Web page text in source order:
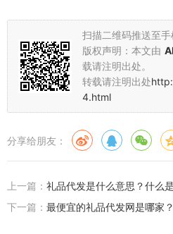
大家可以发现现在礼品代发网站
的差异性。其实推荐选择礼品代发网
公司合作，所以快递的费用更优惠，
代发服务。只要对方的专业性有保障
台绝对能够为您带来更好的服务。
扫描二维码推送至手
版权声明：本文由
载请注明出处。
转载请注明出处
4.html
分享给朋友：
上一篇： 礼品代发是什么意思？什么
下一篇： 最便宜的礼品代发网是哪家？